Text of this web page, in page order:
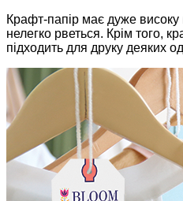
Крафт-папір має дуже високу
нелегко рветься. Крім того,
підходить для друку деяких